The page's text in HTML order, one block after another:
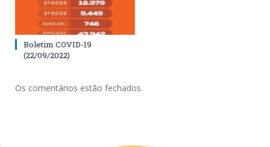
Boletim COVID-19
(22/09/2022)
Os comentários estão fechados.